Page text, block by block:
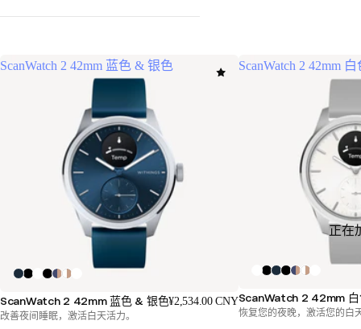
正在
ScanWatch 2 42mm 蓝色 & 银色
ScanWatch 2 42mm 蓝色 & 银色¥2,534.00 CNY
改善夜间睡眠，激活白天活力。
ScanWatch 2 42mm
ScanWatch 2 42mm 白
恢复您的夜晚，激活您的白